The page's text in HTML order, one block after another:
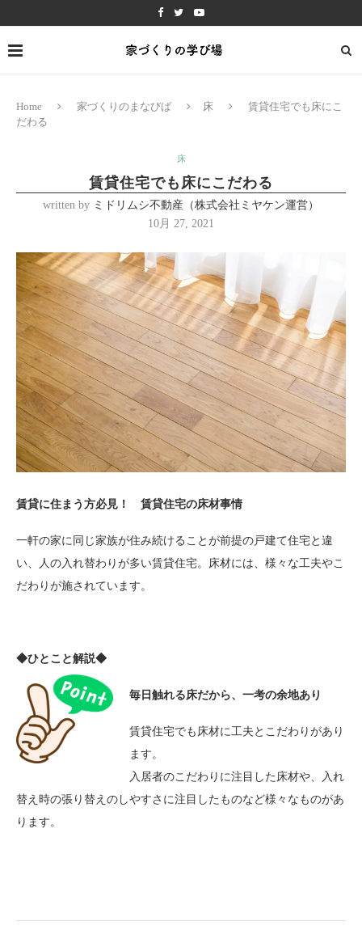
Home 家づくりのまなびば 床
賃貸住宅でも床にこ
だわる
床
賃貸住宅でも床にこだわる
written by ミドリムシ不動産（株式会社ミヤケン運営）
10月 27, 2021
賃貸に住まう方必見！ 賃貸住宅の床材事情
一軒の家に同じ家族が住み続けることが前提の戸建て住宅と違
い、人の入れ替わりが多い賃貸住宅。床材には、様々な工夫やこ
だわりが施されています。
◆ひとこと解説◆
毎日触れる床だから、一考の余地あり
賃貸住宅でも床材に工夫とこだわりがあり
ます。
入居者のこだわりに注目した床材や、入れ
替え時の張り替えのしやすさに注目したものなど様々なものがあ
ります。